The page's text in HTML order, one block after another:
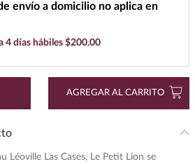
envío a domicilio no aplica en
4 días hábiles $200.00
AGREGAR AL CARRITO
Léoville Las Cases, Le Petit Lion se